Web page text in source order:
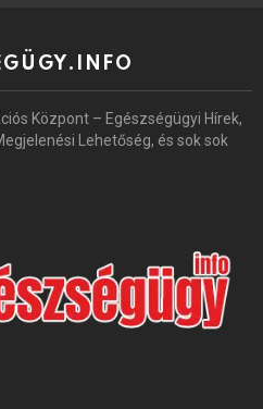
Központ – Egészségügyi Hírek,
Lehetőség, és sok sok